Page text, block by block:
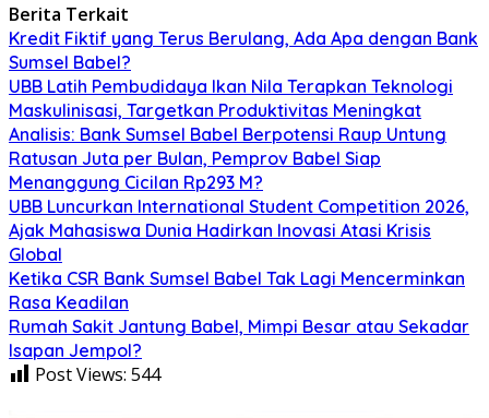
Berita Terkait
Kredit Fiktif yang Terus Berulang, Ada Apa dengan Bank
Sumsel Babel?
UBB Latih Pembudidaya Ikan Nila Terapkan Teknologi
Maskulinisasi, Targetkan Produktivitas Meningkat
Analisis: Bank Sumsel Babel Berpotensi Raup Untung
Ratusan Juta per Bulan, Pemprov Babel Siap
Menanggung Cicilan Rp293 M?
UBB Luncurkan International Student Competition 2026,
Ajak Mahasiswa Dunia Hadirkan Inovasi Atasi Krisis
Global
Ketika CSR Bank Sumsel Babel Tak Lagi Mencerminkan
Rasa Keadilan
Rumah Sakit Jantung Babel, Mimpi Besar atau Sekadar
Isapan Jempol?
Post Views: 544